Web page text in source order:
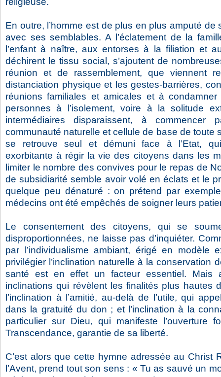
En outre, l’homme est de plus en plus amputé
avec ses semblables. A l’éclatement de la
l’enfant à naître, aux entorses à la filiation et
déchirent le tissu social, s’ajoutent de
réunion et de rassemblement, que viennent
distanciation physique et les gestes-barrières,
réunions familiales et amicales et à
personnes à l’isolement, voire à la solitude
intermédiaires disparaissent, à commencer
communauté naturelle et cellule de base de toute
se retrouve seul et démuni face à l’Etat,
exorbitante à régir la vie des citoyens dans les
limiter le nombre des convives pour le repas de
de subsidiarité semble avoir volé en éclats et le
quelque peu dénaturé : on prétend par
médecins ont été empêchés de soigner leurs
Le consentement des citoyens, qui se
disproportionnées, ne laisse pas d’inquiéter.
par l’individualisme ambiant, érigé en modèle
privilégier l’inclination naturelle à la conservation
santé est en effet un facteur essentiel. Mais
inclinations qui révèlent les finalités plus hautes
l’inclination à l’amitié, au-delà de l’utile, qui
dans la gratuité du don ; et l’inclination à la
particulier sur Dieu, qui manifeste l’ouverture
Transcendance, garantie de sa liberté.
C’est alors que cette hymne adressée au Christ
l’Avent, prend tout son sens : « Tu as sauvé un